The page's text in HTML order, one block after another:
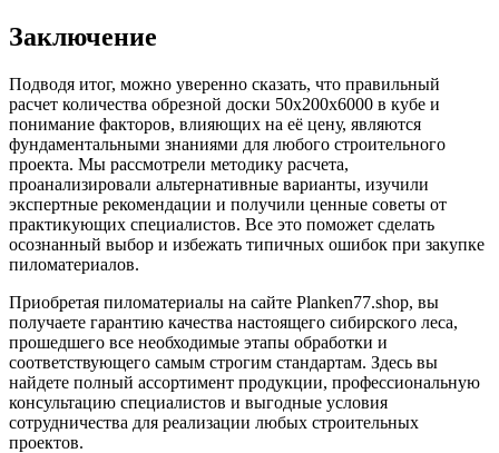
Заключение
Подводя итог, можно уверенно сказать, что правильный
расчет количества обрезной доски 50х200х6000 в кубе и
понимание факторов, влияющих на её цену, являются
фундаментальными знаниями для любого строительного
проекта. Мы рассмотрели методику расчета,
проанализировали альтернативные варианты, изучили
экспертные рекомендации и получили ценные советы от
практикующих специалистов. Все это поможет сделать
осознанный выбор и избежать типичных ошибок при закупке
пиломатериалов.
Приобретая пиломатериалы на сайте Planken77.shop, вы
получаете гарантию качества настоящего сибирского леса,
прошедшего все необходимые этапы обработки и
соответствующего самым строгим стандартам. Здесь вы
найдете полный ассортимент продукции, профессиональную
консультацию специалистов и выгодные условия
сотрудничества для реализации любых строительных
проектов.